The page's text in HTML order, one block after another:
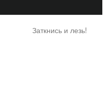
Заткнись и лезь!